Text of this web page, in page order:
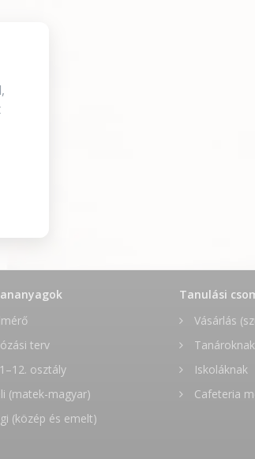
terv
osztály
(matek-magyar)
(közép és emelt)
Tanulási
Vásárlás
Iskoláknak
Cafeteria